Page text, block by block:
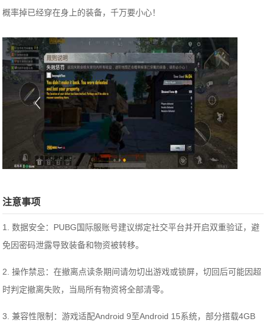
概率掉已经穿在身上的装备，千万要小心！
注意事项
1. 数据安全：PUBG国际服账号建议绑定社交平台并开启双重验证，避
免因密码泄露导致装备和物资被转移。
2. 操作禁忌：在撤离点读条期间请勿切出游戏或锁屏，切回后可能因超
时判定撤离失败，当局所有物资将全部清零。
3. 兼容性限制：游戏适配Android 9至Android 15系统，部分搭载4GB